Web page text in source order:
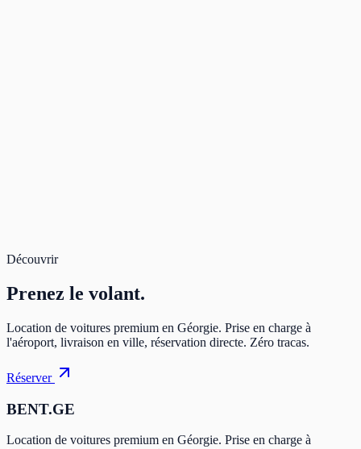
Découvrir
Prenez le volant.
Location de voitures premium en Géorgie. Prise en charge à
l'aéroport, livraison en ville, réservation directe. Zéro tracas.
Réserver
BENT.GE
Location de voitures premium en Géorgie. Prise en charge à